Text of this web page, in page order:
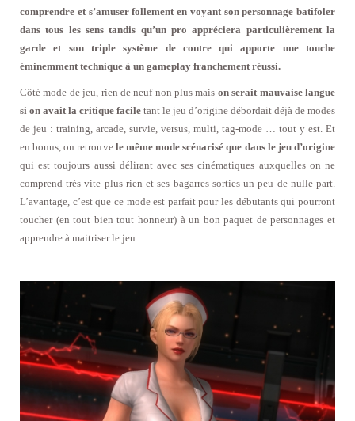
comprendre et s’amuser follement en voyant son personnage batifoler
dans tous les sens tandis qu’un pro appréciera particulièrement la
garde et son triple système de contre qui apporte une touche
éminemment technique à un gameplay franchement réussi.
Côté mode de jeu, rien de neuf non plus mais on serait mauvaise langue
si on avait la critique facile tant le jeu d’origine débordait déjà de modes
de jeu : training, arcade, survie, versus, multi, tag-mode … tout y est. Et
en bonus, on retrouve le même mode scénarisé que dans le jeu d’origine
qui est toujours aussi délirant avec ses cinématiques auxquelles on ne
comprend très vite plus rien et ses bagarres sorties un peu de nulle part.
L’avantage, c’est que ce mode est parfait pour les débutants qui pourront
toucher (en tout bien tout honneur) à un bon paquet de personnages et
apprendre à maitriser le jeu.